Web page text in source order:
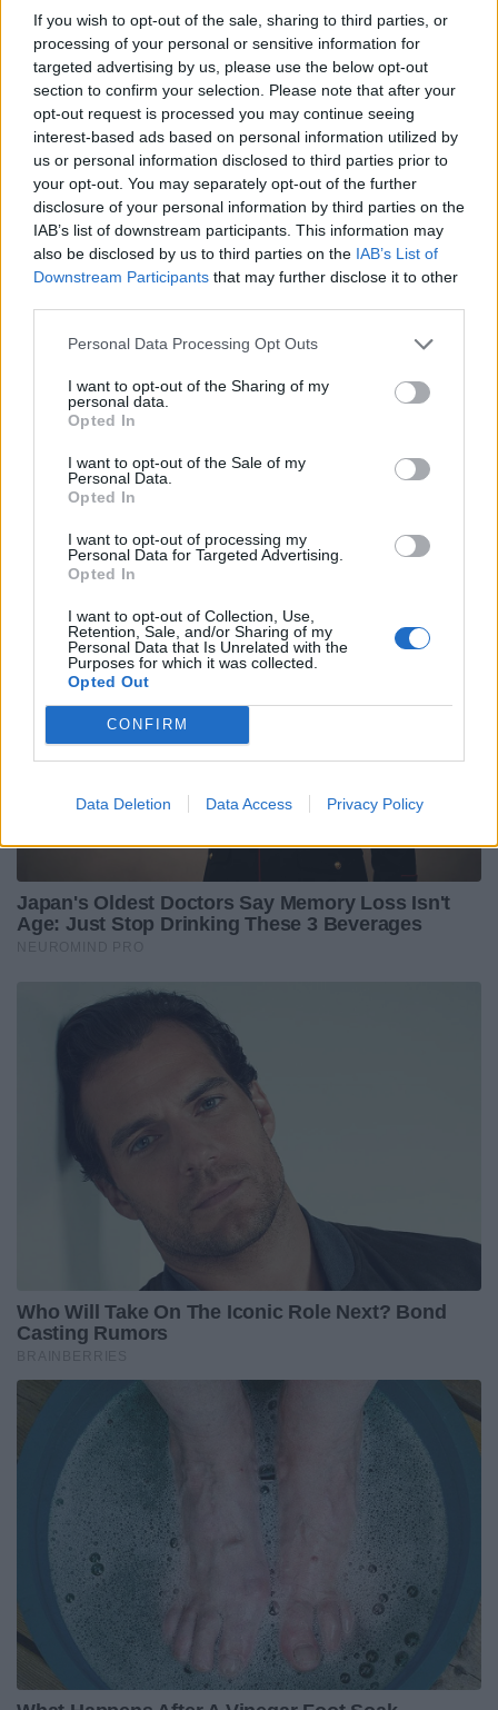
If you wish to opt-out of the sale, sharing to third parties, or
processing of your personal or sensitive information for
targeted advertising by us, please use the below opt-out
section to confirm your selection. Please note that after your
opt-out request is processed you may continue seeing
interest-based ads based on personal information utilized by
us or personal information disclosed to third parties prior to
your opt-out. You may separately opt-out of the further
disclosure of your personal information by third parties on the
IAB’s list of downstream participants. This information may
also be disclosed by us to third parties on the IAB’s List of
Downstream Participants that may further disclose it to other
Personal Data Processing Opt Outs
I want to opt-out of the Sharing of my
personal data.
Opted In
I want to opt-out of the Sale of my
Personal Data.
Opted In
I want to opt-out of processing my
Personal Data for Targeted Advertising.
Opted In
I want to opt-out of Collection, Use,
Retention, Sale, and/or Sharing of my
Personal Data that Is Unrelated with the
Purposes for which it was collected.
Opted Out
CONFIRM
Data Deletion Data Access Privacy Policy
stagione precedente sono automaticamente
ammesse, mentre le restanti saranno
determinate dagli esiti della Fase di
Qualificazione, in programma il 14, 21 e 28
settembre e il 5 ottobre 2025. La stagione
regolare inizierà il 12 ottobre 2025 e si
concluderà il 3 maggio 2026. Ai play-off per il
titolo accederanno le tre prime classificate dei
gironi, oltre alla migliore seconda. La finale per
l’assegnazione dello Scudetto di categoria è
fissata per il 31 maggio 2026.
Le ultime tre classificate di ciascun girone
dovranno affrontare i barrage nel settembre
2026 per confermare la propria permanenza
nella competizione nazionale.